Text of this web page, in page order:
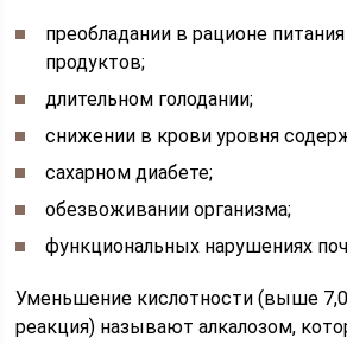
преобладании в рационе
продуктов;
длительном голодании;
снижении в крови уровня
сахарном диабете;
обезвоживании организма;
функциональных нарушениях
Уменьшение кислотности (выше
реакция) называют алкалозом,